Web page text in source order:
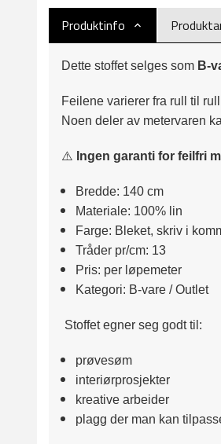
Produktinfo
Dette stoffet selges som
Feilene varierer fra rull til
Noen deler av metervaren
⚠️ Ingen garanti for feilfri
Bredde: 140 cm
Materiale: 100% lin
Farge: Bleket, skriv i
Tråder pr/cm: 13
Pris: per løpemeter
Kategori: B‑vare / Outlet
Stoffet egner seg godt til:
prøvesøm
interiørprosjekter
kreative arbeider
plagg der man kan